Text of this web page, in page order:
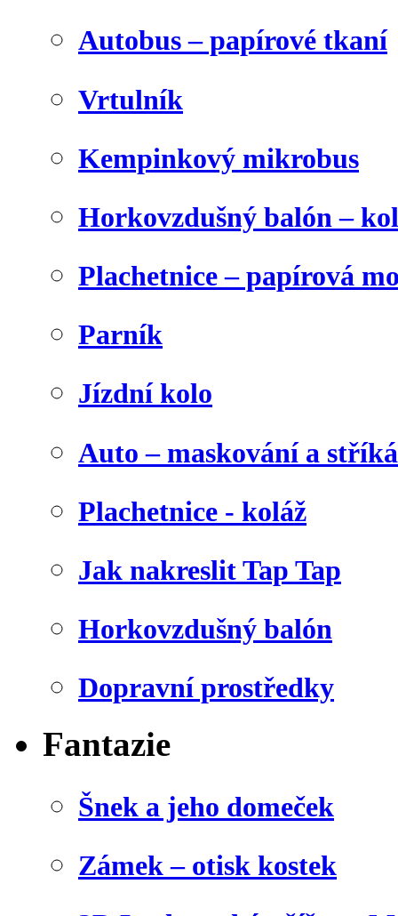
Autobus – papírové tkaní
Vrtulník
Kempinkový mikrobus
Horkovzdušný balón –
Plachetnice – papírová
Parník
Jízdní kolo
Auto – maskování a
Plachetnice - koláž
Jak nakreslit Tap Tap
Horkovzdušný balón
Dopravní prostředky
Fantazie
Šnek a jeho domeček
Zámek – otisk kostek